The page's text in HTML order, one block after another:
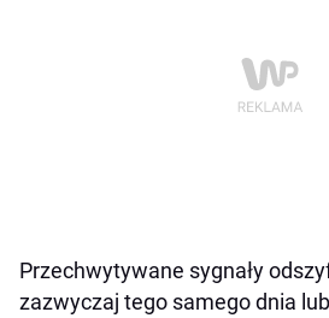
Przechwytywane sygnały
zazwyczaj tego samego dnia